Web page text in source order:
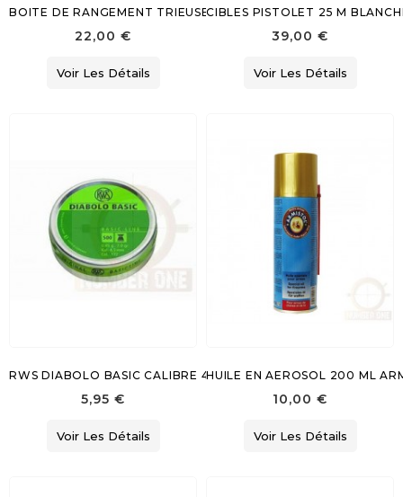
BOITE DE RANGEMENT TRIEUSE DE PLOMBS
22,00 €
Voir Les Détails
CIBLES PISTOLET 25 M
39,00 €
Voir Les Détails
RWS DIABOLO BASIC CALIBRE 4.5
5,95 €
Voir Les Détails
HUILE EN AEROSOL 200 ML
10,00 €
Voir Les Détails